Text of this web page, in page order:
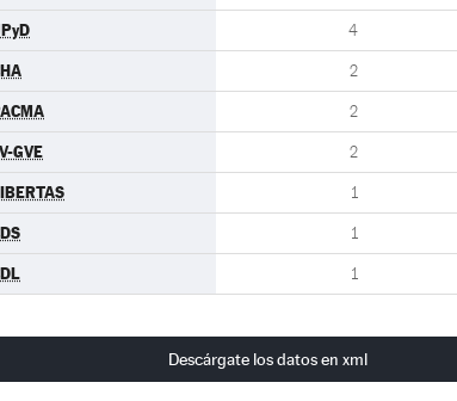
4
2
2
GVE 2
1
1
1
Descárgate los datos en xml